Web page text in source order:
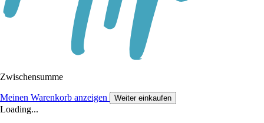
Zwischensumme
Meinen Warenkorb anzeigen Weiter einkaufen
Loading...